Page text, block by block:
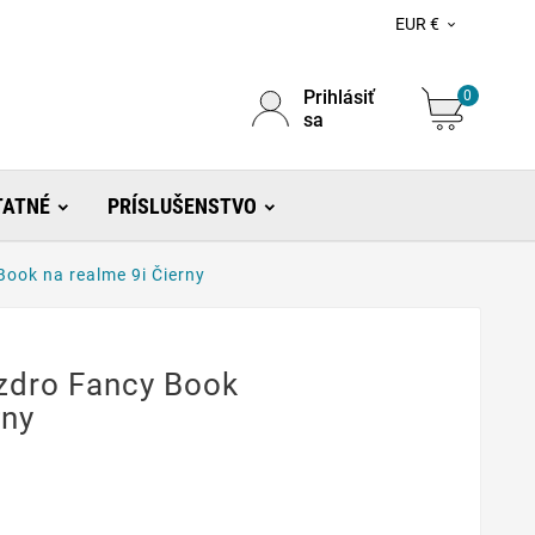
EUR € 
Prihlásiť
sa
0
PRÍSLUŠENSTVO
na realme 9i Čierny
Fancy Book